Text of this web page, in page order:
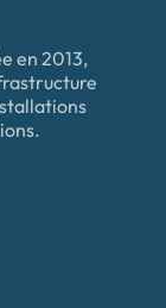
en 2013,